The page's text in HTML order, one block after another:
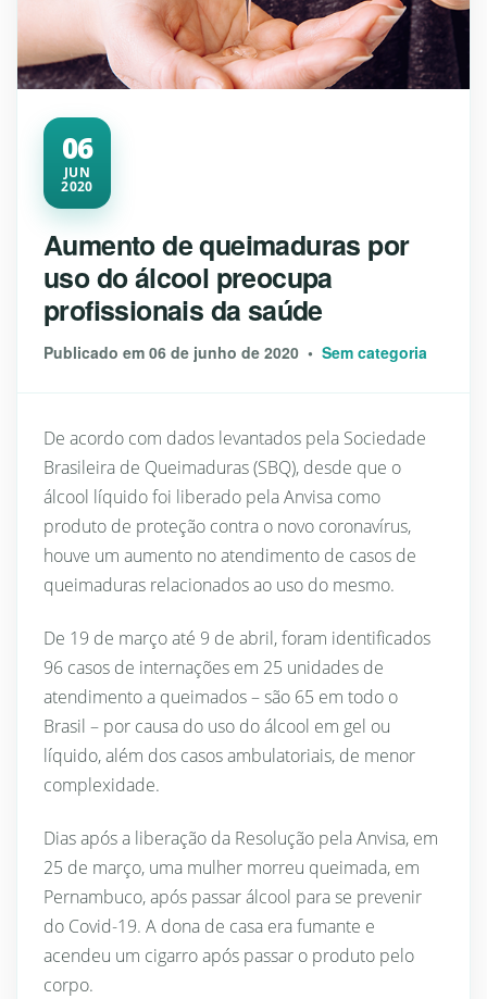
06
JUN
2020
Aumento de queimaduras por
uso do álcool preocupa
profissionais da saúde
Publicado em 06 de junho de 2020 • Sem categoria
De acordo com dados levantados pela Sociedade
Brasileira de Queimaduras (SBQ), desde que o
álcool líquido foi liberado pela Anvisa como
produto de proteção contra o novo coronavírus,
houve um aumento no atendimento de casos de
queimaduras relacionados ao uso do mesmo.
De 19 de março até 9 de abril, foram identificados
96 casos de internações em 25 unidades de
atendimento a queimados – são 65 em todo o
Brasil – por causa do uso do álcool em gel ou
líquido, além dos casos ambulatoriais, de menor
complexidade.
Dias após a liberação da Resolução pela Anvisa, em
25 de março, uma mulher morreu queimada, em
Pernambuco, após passar álcool para se prevenir
do Covid-19. A dona de casa era fumante e
acendeu um cigarro após passar o produto pelo
corpo.